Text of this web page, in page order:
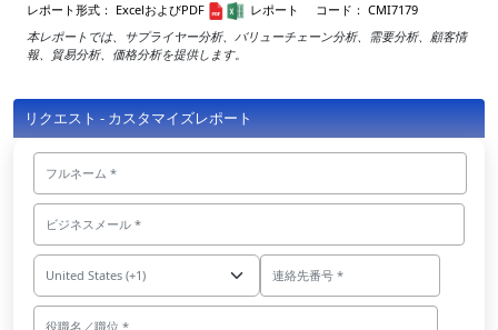
レポート形式： ExcelおよびPDF レポート コード： CMI7179
本レポートでは、サプライヤー分析、バリューチェーン分析、需要分析、顧客情
報、貿易分析、価格分析を提供します。
リクエスト - カスタマイズレポート